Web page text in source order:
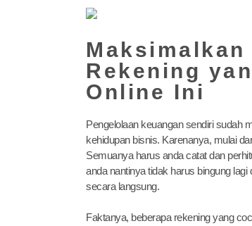
Rekening
Online Ini
Pengelolaan keuangan sendiri sudah
kehidupan bisnis. Karenanya, mulai
Semuanya harus anda catat dan
anda nantinya tidak harus bingung
secara langsung.
Faktanya, beberapa rekening yang